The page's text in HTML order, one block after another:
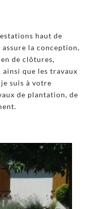
haut de
assure la conception,
de clôtures,
que les travaux
suis à votre
de plantation, de